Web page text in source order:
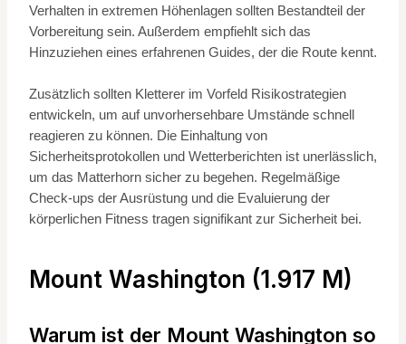
Verhalten in extremen Höhenlagen sollten Bestandteil der
Vorbereitung sein. Außerdem empfiehlt sich das
Hinzuziehen eines erfahrenen Guides, der die Route kennt.
Zusätzlich sollten Kletterer im Vorfeld Risikostrategien
entwickeln, um auf unvorhersehbare Umstände schnell
reagieren zu können. Die Einhaltung von
Sicherheitsprotokollen und Wetterberichten ist unerlässlich,
um das Matterhorn sicher zu begehen. Regelmäßige
Check-ups der Ausrüstung und die Evaluierung der
körperlichen Fitness tragen signifikant zur Sicherheit bei.
Mount Washington (1.917 M)
Warum ist der Mount Washington so